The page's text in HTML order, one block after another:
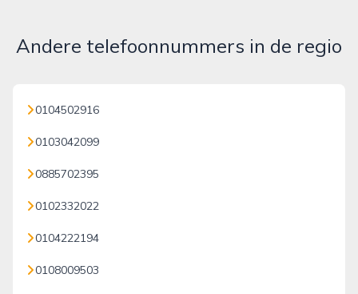
Andere telefoonnummers in de regio
0104502916
0103042099
0885702395
0102332022
0104222194
0108009503